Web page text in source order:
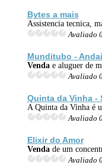
Bytes a mais
Assistencia tecnica,
Avaliado
Munditubo -
Vendae aluguer de
Avaliado
Quinta da Vinha -
A Quinta da Vinha é
Avaliado
Elixir do Amor
Vendade um
Avaliado